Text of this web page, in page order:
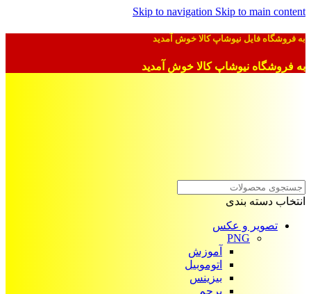
Skip to navigation Skip to main content
به فروشگاه فایل نیوشاپ کالا خوش آمدید
به فروشگاه نیوشاپ کالا خوش آمدید
انتخاب دسته بندی
تصویر و عکس
PNG
آموزش
اتوموبیل
بیزینس
پرچم